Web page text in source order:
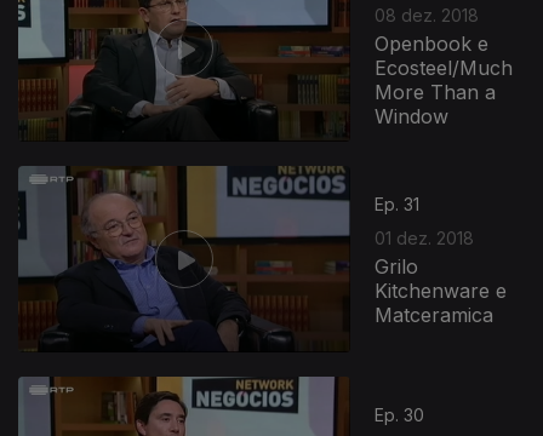
08 dez. 2018
Openbook e
Ecosteel/Much
More Than a
Window
Ep. 31
01 dez. 2018
Grilo
Kitchenware e
Matceramica
Ep. 30